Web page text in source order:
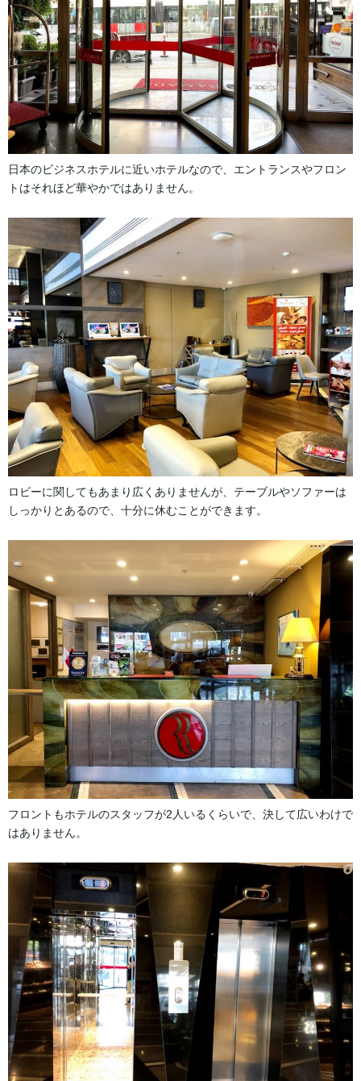
日本のビジネスホテルに近いホテルなので、エントランスやフロン
トはそれほど華やかではありません。
ロビーに関してもあまり広くありませんが、テーブルやソファーは
しっかりとあるので、十分に休むことができます。
フロントもホテルのスタッフが2人いるくらいで、決して広いわけで
はありません。